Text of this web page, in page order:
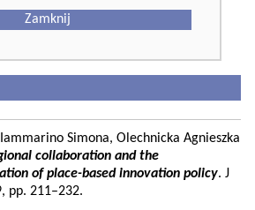
Zamknij
Simona, Olechnicka Agnieszka
collaboration and the
of place-based innovation policy. J
pp. 211–232.